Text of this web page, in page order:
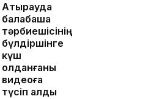
Атырауда
балабақша
тәрбиешісінің
бүлдіршінге
күш
қолданғаны
видеоға
түсіп қалды